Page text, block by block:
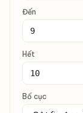
Đến
Hết
Bố cục